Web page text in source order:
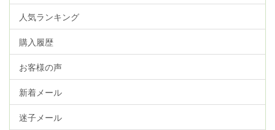
人気ランキング
購入履歴
お客様の声
新着メール
迷子メール